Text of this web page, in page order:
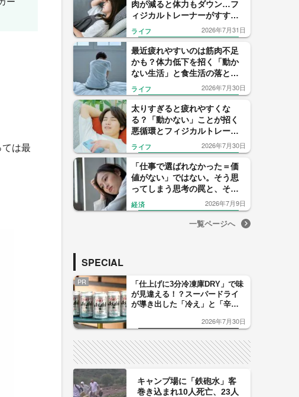
ては最
肉が減ると体力もダウン…フ
ィジカルトレーナーがすすめ
る1日1回の5大たんぱく源の習
慣
ライフ 2026年7月31日
最近疲れやすいのは筋肉不足
かも？体力低下を招く「動か
ない生活」と食生活の落とし
穴
ライフ 2026年7月30日
太りすぎると疲れやすくな
る？「動かない」ことが招く
悪循環とフィジカルトレーナ
ーが教える1日8000歩のすすめ
ライフ 2026年7月30日
「仕事で選ばれなかった＝価
値がない」ではない。そう思
ってしまう思考の罠と、その
先にある可能性
経済 2026年7月9日
一覧ページへ
SPECIAL
PR
「仕上げに3分冷凍庫DRY」で味
が見違える！？スーパードライ
が導き出した「冷え」と「辛
した「辛口カーブ」が飲み頃の
2026年7月30日
キャンプ場に「鉄砲水」客
巻き込まれ10人死亡、23人